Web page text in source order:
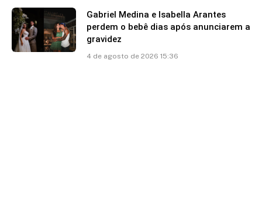
Gabriel Medina e Isabella Arantes
perdem o bebê dias após anunciarem a
gravidez
4 de agosto de 2026 15:36